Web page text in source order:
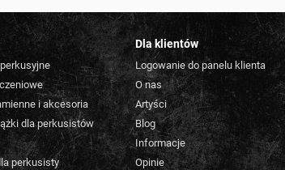
i akcesoria
dla perkusistów
perkusisty
Dla klientów
Logowanie do panelu klienta
O nas
Artyści
Blog
Informacje
Opinie